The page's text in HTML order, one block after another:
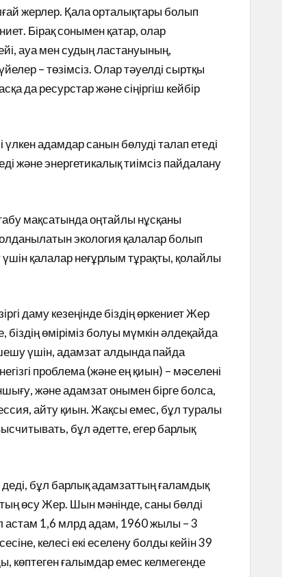
жерлер. Қала орталықтары болып
Бірақ сонымен қатар, олар
ауа мен судың ластануының,
– төзімсіз. Олар тәуелді сыртқы
да ресурстар және сіңіргіш кейбір
адамдар санын бөлуді талап етеді
және энергетикалық тиімсіз пайдалану
мақсатында оңтайлы нұсқаны
экология қалалар болып
қалалар неғұрлым тұрақты, қолайлы
даму кезеңінде біздің өркениет Жер
өміріміз болуы мүмкін әлдеқайда
үшін, адамзат алдында пайда
проблема (және ең қиын) – мәселені
және адамзат онымен бірге болса,
айту қиын. Жақсы емес, бұл туралы
бұл әдетте, егер барлық
бұл барлық адамзаттың ғаламдық
өсу Жер. Шын мәнінде, саны бөлді
астам 1,6 млрд адам, 1960 жылы – 3
келесі екі еселену болды кейін 39
көптеген ғалымдар емес келмегенде